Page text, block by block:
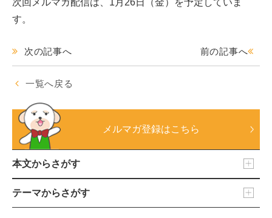
次回メルマガ配信は、1月26日（金）を予定していま
す。
前の記事へ
次の記事へ
一覧へ戻る
メルマガ登録はこちら
本文からさがす
テーマからさがす